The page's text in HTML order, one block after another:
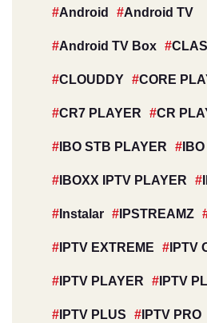
Android Android TV
Android TV Box
CLOUDDY CORE
CR7 PLAYER CR
IBO STB PLAYER
IBOXX IPTV PLAYER
Instalar IPSTREAMZ
IPTV EXTREME IPTV
IPTV PLAYER IPTV
IPTV PLUS IPTV PRO